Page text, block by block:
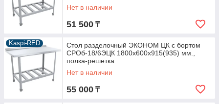
Нет в наличии
51 500 ₸
Kaspi-RED
Стол разделочный ЭКОНОМ ЦК с бортом
СРОб-18/6ЭЦК 1800х600х915(935) мм.,
полка-решетка
Нет в наличии
55 000 ₸